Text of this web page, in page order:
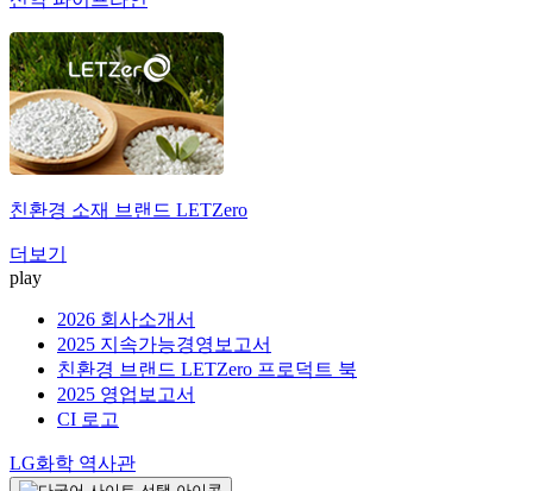
친환경 소재 브랜드 LETZero
더보기
play
2026 회사소개서
2025 지속가능경영보고서
친환경 브랜드 LETZero 프로덕트 북
2025 영업보고서
CI 로고
LG화학 역사관